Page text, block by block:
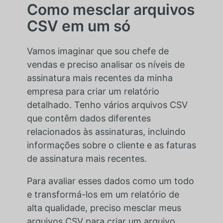
Como mesclar arquivos
CSV em um só
Vamos imaginar que sou chefe de
vendas e preciso analisar os níveis de
assinatura mais recentes da minha
empresa para criar um relatório
detalhado. Tenho vários arquivos CSV
que contêm dados diferentes
relacionados às assinaturas, incluindo
informações sobre o cliente e as faturas
de assinatura mais recentes.
Para avaliar esses dados como um todo
e transformá-los em um relatório de
alta qualidade, preciso mesclar meus